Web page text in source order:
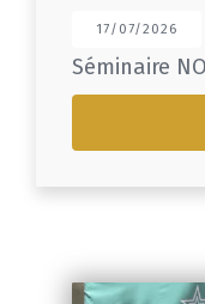
17/07/2026
Séminaire